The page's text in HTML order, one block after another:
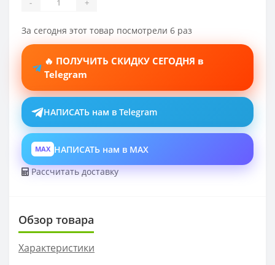
За сегодня этот товар посмотрели 6 раз
🔥 ПОЛУЧИТЬ СКИДКУ СЕГОДНЯ в
Telegram
НАПИСАТЬ нам в Telegram
MAX НАПИСАТЬ нам в MAX
Рассчитать доставку
Обзор товара
Характеристики